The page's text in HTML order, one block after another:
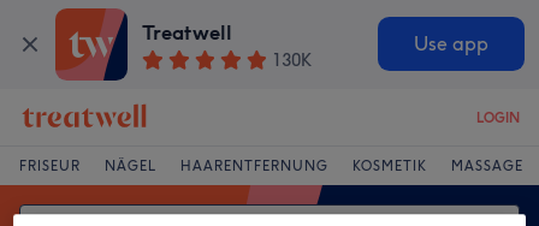
Treatwell
130K
Use app
LOGIN
FRISEUR NÄGEL HAARENTFERNUNG KOSMETIK MASSAGE